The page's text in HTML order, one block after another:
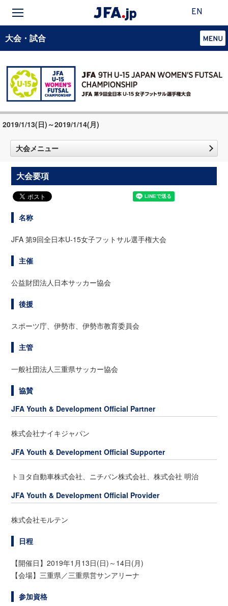
EN
大会・試合
2019/1/13(日)～2019/1/14(月)
大会メニュー
大会要項
名称
JFA 第9回全日本U-15女子フットサル選手権大会
主催
公益財団法人日本サッカー協会
後援
スポーツ庁、伊勢市、伊勢市教育委員会
主管
一般社団法人三重県サッカー協会
協賛
JFA Youth & Development Official Partner
株式会社ナイキジャパン
JFA Youth & Development Official Supporter
トヨタ自動車株式会社、ニチバン株式会社、株式会社 明治
JFA Youth & Development Official Provider
株式会社モルテン
日程
【開催日】2019年1月13日(日)～14日(月)
【会場】三重県／三重県営サンアリーナ
参加資格